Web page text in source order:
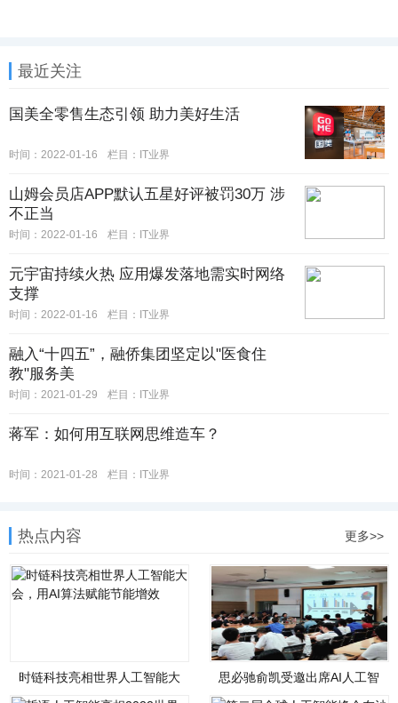
最近关注
国美全零售生态引领 助力美好生活
时间：2022-01-16 栏目：IT业界
山姆会员店APP默认五星好评被罚30万 涉
不正当
时间：2022-01-16 栏目：IT业界
元宇宙持续火热 应用爆发落地需实时网络
支撑
时间：2022-01-16 栏目：IT业界
融入“十四五”，融侨集团坚定以"医食住
教"服务美
时间：2021-01-29 栏目：IT业界
蒋军：如何用互联网思维造车？
时间：2021-01-28 栏目：IT业界
热点内容 更多>>
时链科技亮相世界人工智能大
思必驰俞凯受邀出席AI人工智